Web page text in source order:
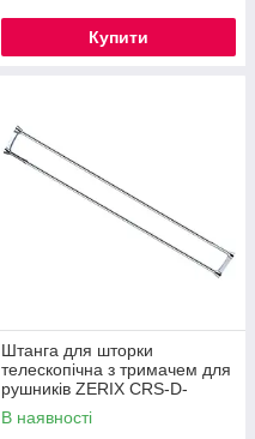
Купити
Штанга для шторки
телескопічна з тримачем для
рушників ZERIX CRS-D-
75x125 75cm-125cm
(нержавіюча сталь) (ZX6098)
В наявності